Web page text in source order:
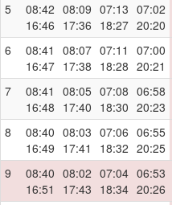
5
08:42
16:46
08:09
17:36
07:13
18:27
07:02
20:20
6
08:41
16:47
08:07
17:38
07:11
18:28
07:00
20:21
7
08:41
16:48
08:05
17:40
07:08
18:30
06:58
20:23
8
08:40
16:49
08:03
17:41
07:06
18:32
06:55
20:25
9
08:40
16:51
08:02
17:43
07:04
18:34
06:53
20:26